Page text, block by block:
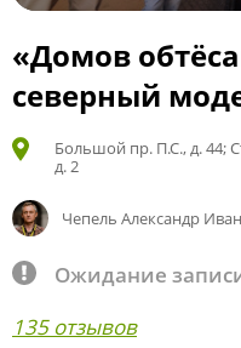
«Домов
северный
Большой пр. П.С., д. 44;
д. 2
Чепель Александр
Ожидание
135 отзывов